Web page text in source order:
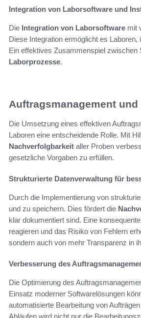
Integration von Laborsoftware und
Die Integration von Laborsoftware mit
Diese Integration ermöglicht es
Ein effektives Zusammenspiel zwischen
Laborprozesse.
Auftragsmanagement
Die Umsetzung eines effektiven
Laboren eine entscheidende Rolle. Mit
Nachverfolgbarkeit aller Proben
gesetzliche Vorgaben zu erfüllen.
Strukturierte Datenverwaltung für
Durch die Implementierung von
und zu speichern. Dies fördert die
klar dokumentiert sind. Eine konsequente
reagieren und das Risiko von Fehlern
sondern auch von mehr Transparenz in
Verbesserung des
Die Optimierung des
Einsatz moderner Softwarelösungen
automatisierte Bearbeitung von